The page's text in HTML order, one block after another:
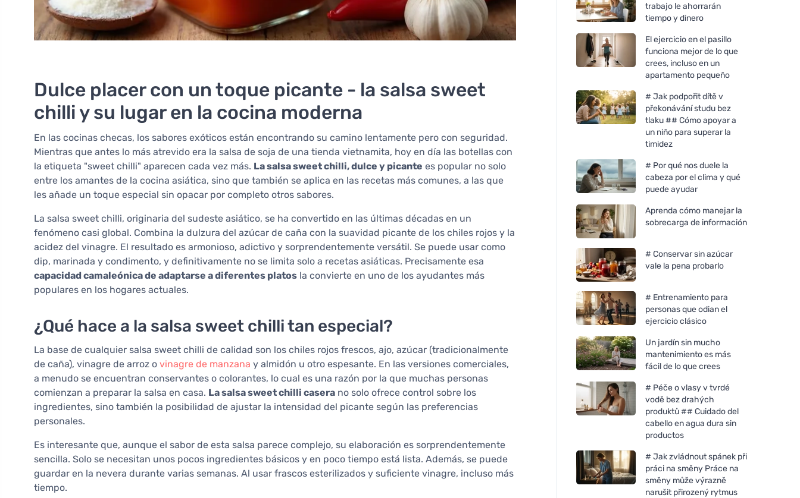
Dulce placer con un toque picante - la salsa sweet
chilli y su lugar en la cocina moderna
En las cocinas checas, los sabores exóticos están encontrando su camino lentamente pero con seguridad.
Mientras que antes lo más atrevido era la salsa de soja de una tienda vietnamita, hoy en día las botellas con
la etiqueta "sweet chilli" aparecen cada vez más. La salsa sweet chilli, dulce y picante es popular no solo
entre los amantes de la cocina asiática, sino que también se aplica en las recetas más comunes, a las que
les añade un toque especial sin opacar por completo otros sabores.
La salsa sweet chilli, originaria del sudeste asiático, se ha convertido en las últimas décadas en un
fenómeno casi global. Combina la dulzura del azúcar de caña con la suavidad picante de los chiles rojos y la
acidez del vinagre. El resultado es armonioso, adictivo y sorprendentemente versátil. Se puede usar como
dip, marinada y condimento, y definitivamente no se limita solo a recetas asiáticas. Precisamente esa
capacidad camaleónica de adaptarse a diferentes platos la convierte en uno de los ayudantes más
populares en los hogares actuales.
¿Qué hace a la salsa sweet chilli tan especial?
La base de cualquier salsa sweet chilli de calidad son los chiles rojos frescos, ajo, azúcar (tradicionalmente
de caña), vinagre de arroz o vinagre de manzana y almidón u otro espesante. En las versiones comerciales,
a menudo se encuentran conservantes o colorantes, lo cual es una razón por la que muchas personas
comienzan a preparar la salsa en casa. La salsa sweet chilli casera no solo ofrece control sobre los
ingredientes, sino también la posibilidad de ajustar la intensidad del picante según las preferencias
personales.
Es interesante que, aunque el sabor de esta salsa parece complejo, su elaboración es sorprendentemente
sencilla. Solo se necesitan unos pocos ingredientes básicos y en poco tiempo está lista. Además, se puede
guardar en la nevera durante varias semanas. Al usar frascos esterilizados y suficiente vinagre, incluso más
tiempo.
trabajo le ahorrarán
tiempo y dinero
El ejercicio en el pasillo
funciona mejor de lo que
crees, incluso en un
apartamento pequeño
# Jak podpořit dítě v
překonávání studu bez
tlaku ## Cómo apoyar a
un niño para superar la
timidez
# Por qué nos duele la
cabeza por el clima y qué
puede ayudar
Aprenda cómo manejar la
sobrecarga de información
# Conservar sin azúcar
vale la pena probarlo
# Entrenamiento para
personas que odian el
ejercicio clásico
Un jardín sin mucho
mantenimiento es más
fácil de lo que crees
# Péče o vlasy v tvrdé
vodě bez drahých
produktů ## Cuidado del
cabello en agua dura sin
productos
# Jak zvládnout spánek při
práci na směny Práce na
směny může výrazně
narušit přirozený rytmus